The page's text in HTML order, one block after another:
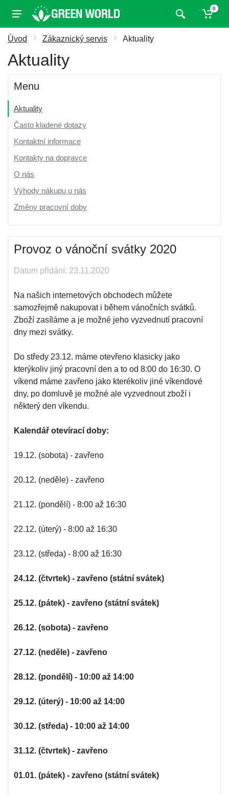
0
Úvod Zákaznický servis Aktuality
Aktuality
Menu
Aktuality
Často kladené dotazy
Kontaktní informace
Kontakty na dopravce
O nás
Výhody nákupu u nás
Změny pracovní doby
Provoz o vánoční svátky 2020
Datum přidání: 23.11.2020
Na našich internetových obchodech můžete
samozřejmě nakupovat i během vánočních svátků.
Zboží zasíláme a je možné jeho vyzvednutí pracovní
dny mezi svátky.
Do středy 23.12. máme otevřeno klasicky jako
kterýkoliv jiný pracovní den a to od 8:00 do 16:30. O
víkend máme zavřeno jako kterékoliv jiné víkendové
dny, po domluvě je možné ale vyzvednout zboží i
některý den víkendu.
Kalendář otevírací doby:
19.12. (sobota) - zavřeno
20.12. (neděle) - zavřeno
21.12. (pondělí) - 8:00 až 16:30
22.12. (úterý) - 8:00 až 16:30
23.12. (středa) - 8:00 až 16:30
24.12. (čtvrtek) - zavřeno (státní svátek)
25.12. (pátek) - zavřeno (státní svátek)
26.12. (sobota) - zavřeno
27.12. (neděle) - zavřeno
28.12. (pondělí) - 10:00 až 14:00
29.12. (úterý) - 10:00 až 14:00
30.12. (středa) - 10:00 až 14:00
31.12. (čtvrtek) - zavřeno
01.01. (pátek) - zavřeno (státní svátek)